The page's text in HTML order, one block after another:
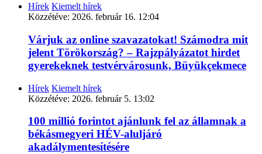
Hírek Kiemelt hírek
Közzétéve: 2026. február 16. 12:04
Várjuk az online szavazatokat! Számodra mit
jelent Törökország? – Rajzpályázatot hirdet
gyerekeknek testvérvárosunk, Büyükçekmece
Hírek Kiemelt hírek
Közzétéve: 2026. február 5. 13:02
100 millió forintot ajánlunk fel az államnak a
békásmegyeri HÉV-aluljáró
akadálymentesítésére